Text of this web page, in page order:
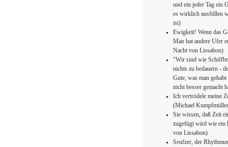
und ein jeder Tag ein
es wirklich ausfüllen
ist)
Ewigkeit! Wenn das
Man hat andere Ufer
Nacht von Lissabon)
"Wir sind wie
nichts zu bedauern -
Gute, was man
nicht besser gemacht
Ich vertrödele meine
(Michael
Sie wissen, daß Zeit
zugefügt wird wie ein
von Lissabon)
Seufzer, der